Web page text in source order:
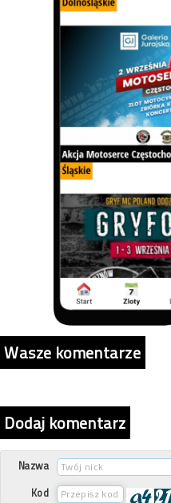
Wasze komentarze
Dodaj komentarz
Nazwa
Kod